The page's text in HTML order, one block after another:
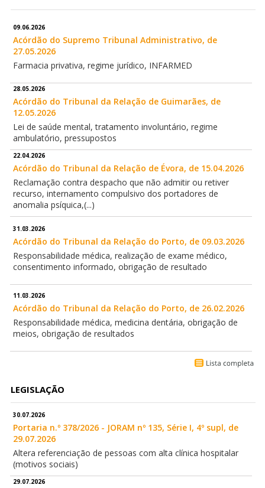
09.06.2026
Acórdão do Supremo Tribunal Administrativo, de
27.05.2026
Farmacia privativa, regime jurídico, INFARMED
28.05.2026
Acórdão do Tribunal da Relação de Guimarães, de
12.05.2026
Lei de saúde mental, tratamento involuntário, regime
ambulatório, pressupostos
22.04.2026
Acórdão do Tribunal da Relação de Évora, de 15.04.2026
Reclamação contra despacho que não admitir ou retiver
recurso, internamento compulsivo dos portadores de
anomalia psíquica,(...)
31.03.2026
Acórdão do Tribunal da Relação do Porto, de 09.03.2026
Responsabilidade médica, realização de exame médico,
consentimento informado, obrigação de resultado
11.03.2026
Acórdão do Tribunal da Relação do Porto, de 26.02.2026
Responsabilidade médica, medicina dentária, obrigação de
meios, obrigação de resultados
LEGISLAÇÃO
30.07.2026
Portaria n.º 378/2026 - JORAM nº 135, Série I, 4º supl, de
29.07.2026
Altera referenciação de pessoas com alta clínica hospitalar
(motivos sociais)
29.07.2026